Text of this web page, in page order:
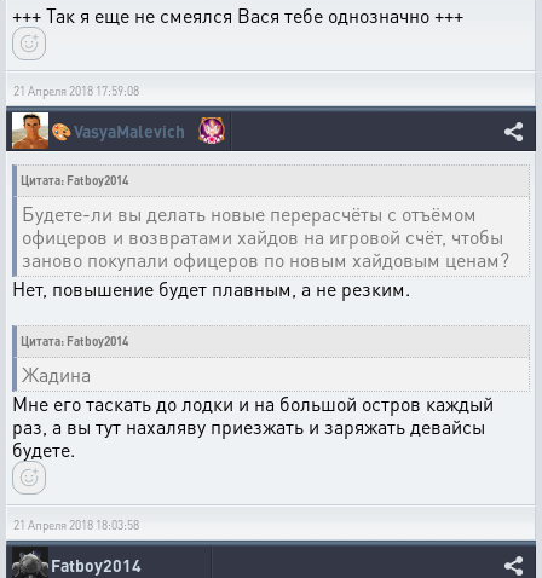
+++ Так я еще не смеялся Вася тебе однозначно +++
21 Апреля 2018 17:59:08
🎨VasyaMalevich
Цитата: Fatboy2014
Будете-ли вы делать новые перерасчёты с отъёмом
офицеров и возвратами хайдов на игровой счёт, чтобы
заново покупали офицеров по новым хайдовым ценам?
Нет, повышение будет плавным, а не резким.
Цитата: Fatboy2014
Жадина
Мне его таскать до лодки и на большой остров каждый
раз, а вы тут нахаляву приезжать и заряжать девайсы
будете.
21 Апреля 2018 18:03:58
Fatboy2014